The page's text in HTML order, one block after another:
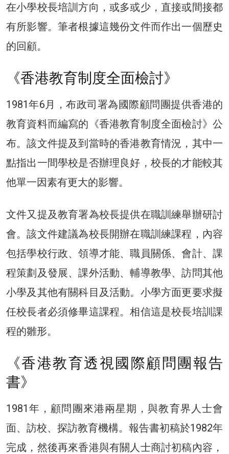
在小學校長培訓方向，或多或少，直接或間接都
有所影響。筆者根據這幾份文件而作出一個歷史
的回顧。
《香港教育制度全面檢討》
1981年6月，布政司署為國際顧問團提供香港的
教育資料而編寫的《香港教育制度全面檢討》公
布。該文件提及到當時的香港教育情況，其中一
點指出一間學校是否辦理良好，校長的才能較其
他單一因素有更大的影響。
文件又提及教育署為校長提供在職訓練舉辦研討
會。該文件建議為校長開辦在職訓練課程，內容
包括學校行政、領導才能、職員關係、會計、課
程策劃及發展、課外活動、輔導教學、訪問其他
小學及其他有關科目及活動。小學方面更要求擬
任校長者必須修畢這課程。相信這是校長培訓課
程的雛形。
《香港教育透視國際顧問團報告
書》
1981年，顧問團來港兩星期，與教育界人士會
面、訪校、探訪教育機構。報告書初稿於1982年
完成，然後再來香港與有關人士商討初稿內容，